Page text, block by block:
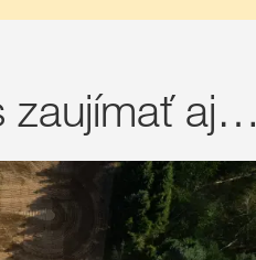
zaujímať aj…